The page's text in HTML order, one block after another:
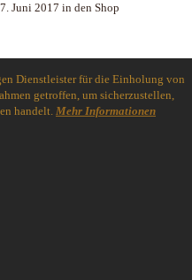
Juni 2017 in den Shop
Dienstleister für die Einholung von
getroffen, um sicherzustellen,
handelt.Mehr Informationen